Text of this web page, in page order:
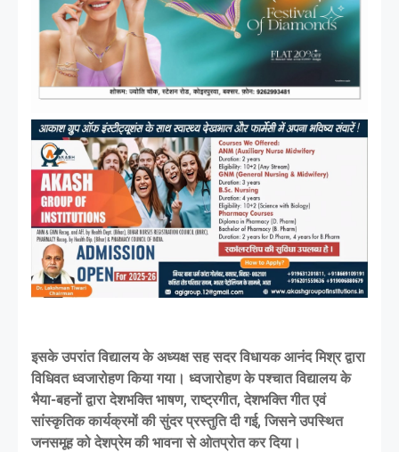
इसके उपरांत विद्यालय के अध्यक्ष सह सदर विधायक आनंद मिश्र द्वारा
विधिवत ध्वजारोहण किया गया। ध्वजारोहण के पश्चात विद्यालय के
भैया-बहनों द्वारा देशभक्ति भाषण, राष्ट्रगीत, देशभक्ति गीत एवं
सांस्कृतिक कार्यक्रमों की सुंदर प्रस्तुति दी गई, जिसने उपस्थित
जनसमूह को देशप्रेम की भावना से ओतप्रोत कर दिया।